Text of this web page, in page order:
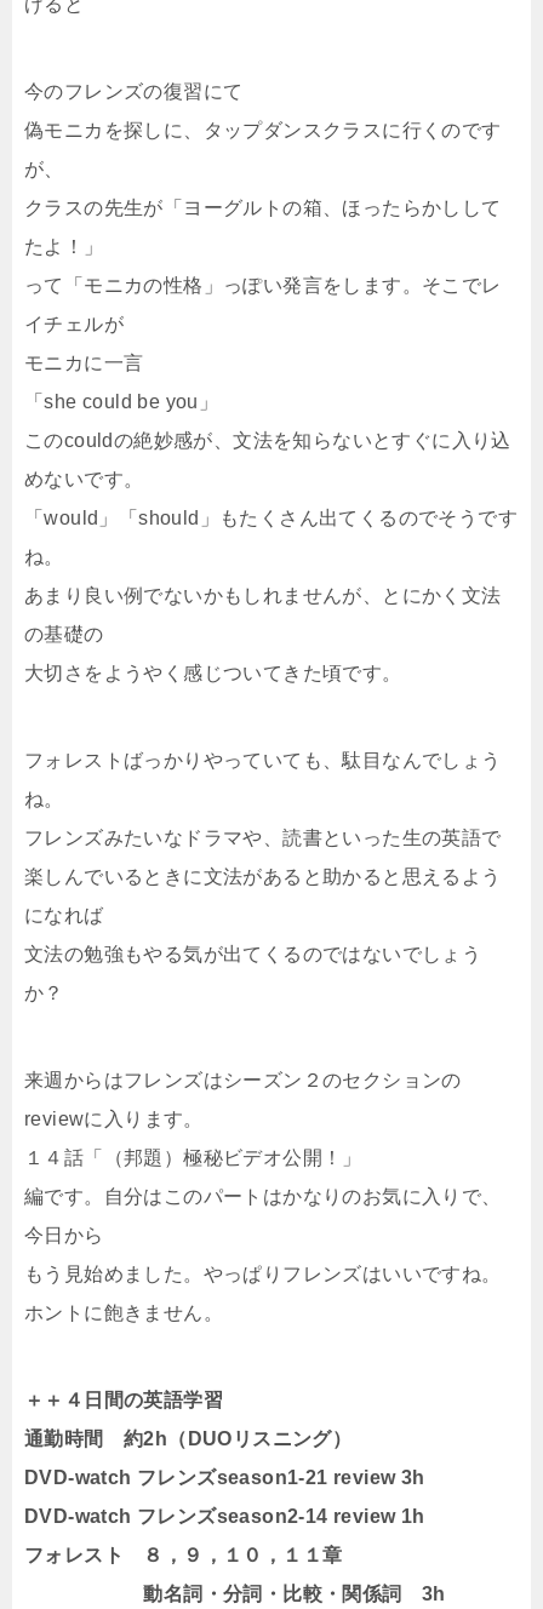
今のフレンズの復習にて
偽モニカを探しに、タップダンスクラスに行くのです
が、
クラスの先生が「ヨーグルトの箱、ほったらかしして
たよ！」
って「モニカの性格」っぽい発言をします。そこでレ
イチェルが
モニカに一言
「she could be you」
このcouldの絶妙感が、文法を知らないとすぐに入り込
めないです。
「would」「should」もたくさん出てくるのでそうです
ね。
あまり良い例でないかもしれませんが、とにかく文法
の基礎の
大切さをようやく感じついてきた頃です。
フォレストばっかりやっていても、駄目なんでしょう
ね。
フレンズみたいなドラマや、読書といった生の英語で
楽しんでいるときに文法があると助かると思えるよう
になれば
文法の勉強もやる気が出てくるのではないでしょう
か？
来週からはフレンズはシーズン２のセクションの
reviewに入ります。
１４話「（邦題）極秘ビデオ公開！」
編です。自分はこのパートはかなりのお気に入りで、
今日から
もう見始めました。やっぱりフレンズはいいですね。
ホントに飽きません。
＋＋４日間の英語学習
通勤時間 約2h（DUOリスニング）
DVD-watch フレンズseason1-21 review 3h
DVD-watch フレンズseason2-14 review 1h
フォレスト ８，９，１０，１１章
動名詞・分詞・比較・関係詞 3h